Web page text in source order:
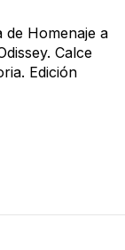
de Homenaje a
Calce
Edición